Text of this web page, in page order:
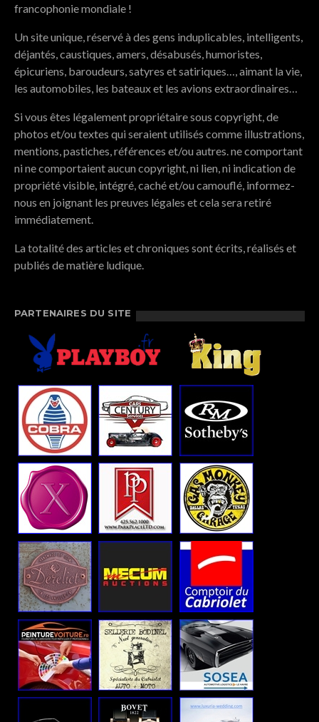
francophonie mondiale !
Un site unique, réservé à des gens induplicables, intelligents,
déjantés, caustiques, amers, désabusés, humoristes,
épicuriens, baroudeurs, satyres et satiriques…, aimant la vie,
les automobiles, les bateaux et les avions extraordinaires…
Si vous êtes légalement propriétaire sous copyright, de
photos et/ou textes qui seraient utilisés comme illustrations,
mentions, pastiches, références et/ou autres. ne comportant
ni ne comportaient aucun copyright, ni lien, ni indication de
propriété visible, intégré, caché et/ou camouflé, informez-
nous en joignant les preuves légales et cela sera retiré
immédiatement.
La totalité des articles et chroniques sont écrits, réalisés et
publiés de matière ludique.
PARTENAIRES DU SITE